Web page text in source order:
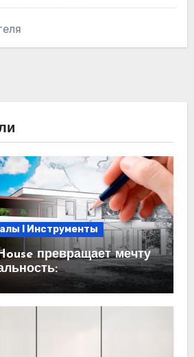
l Инструменты
превращает мечту
под ключ